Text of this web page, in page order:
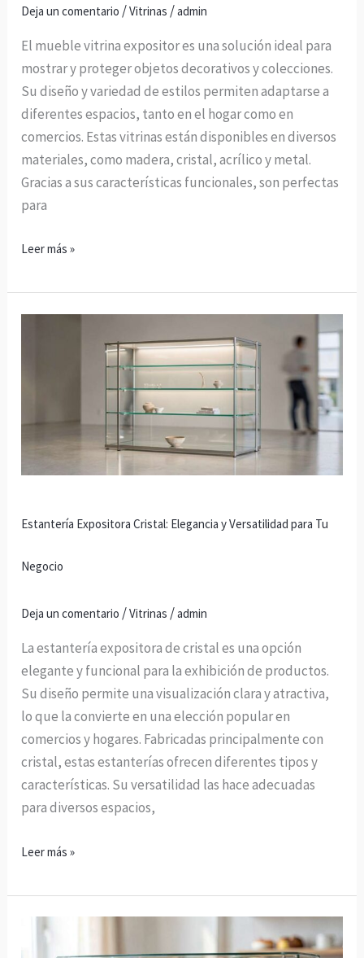
Deja un comentario /Vitrinas /admin
El mueble vitrina expositor es una solución ideal para
mostrar y proteger objetos decorativos y colecciones.
Su diseño y variedad de estilos permiten adaptarse a
diferentes espacios, tanto en el hogar como en
comercios. Estas vitrinas están disponibles en diversos
materiales, como madera, cristal, acrílico y metal.
Gracias a sus características funcionales, son perfectas
para
Leer más »
Estantería Expositora Cristal: Elegancia y Versatilidad para Tu
Negocio
Deja un comentario /Vitrinas /admin
La estantería expositora de cristal es una opción
elegante y funcional para la exhibición de productos.
Su diseño permite una visualización clara y atractiva,
lo que la convierte en una elección popular en
comercios y hogares. Fabricadas principalmente con
cristal, estas estanterías ofrecen diferentes tipos y
características. Su versatilidad las hace adecuadas
para diversos espacios,
Versatilidad
Leer más »
Expositor